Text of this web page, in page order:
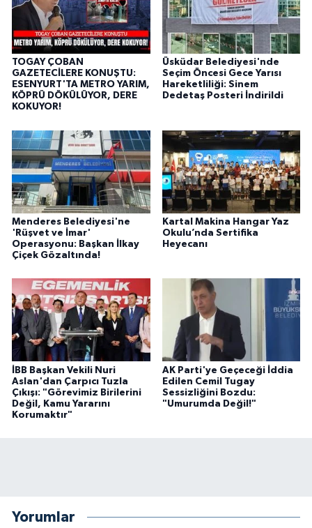
TOGAY ÇOBAN
GAZETECİLERE KONUŞTU:
ESENYURT'TA METRO YARIM,
KÖPRÜ DÖKÜLÜYOR, DERE
KOKUYOR!
Üsküdar Belediyesi'nde
Seçim Öncesi Gece Yarısı
Hareketliliği: Sinem
Dedetaş Posteri İndirildi
Menderes Belediyesi'ne
'Rüşvet ve İmar'
Operasyonu: Başkan İlkay
Çiçek Gözaltında!
Kartal Makina Hangar Yaz
Okulu’nda Sertifika
Heyecanı
İBB Başkan Vekili Nuri
Aslan'dan Çarpıcı Tuzla
Çıkışı: "Görevimiz Birilerini
Değil, Kamu Yararını
Korumaktır"
AK Parti'ye Geçeceği İddia
Edilen Cemil Tugay
Sessizliğini Bozdu:
"Umurumda Değil!"
Yorumlar